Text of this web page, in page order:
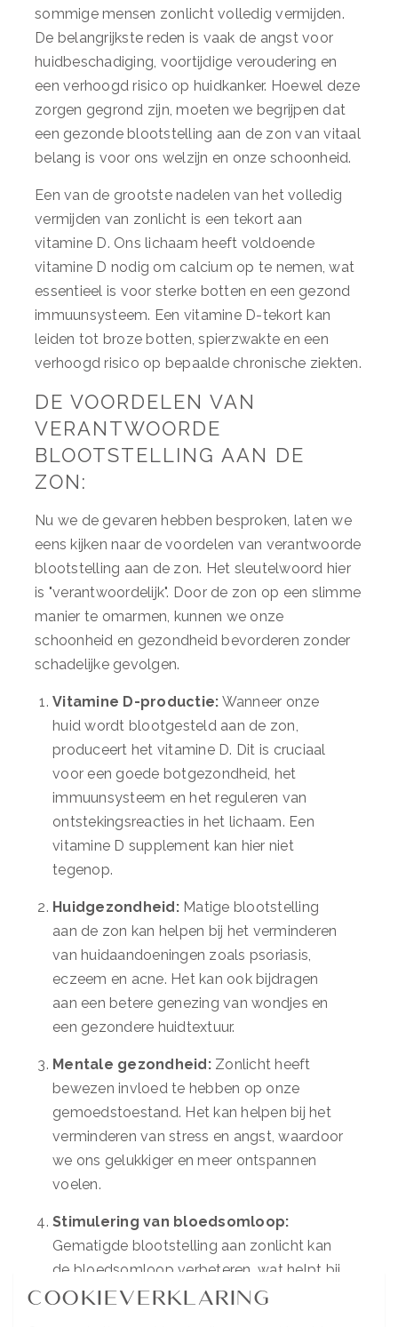
sommige mensen zonlicht volledig vermijden.
De belangrijkste reden is vaak de angst voor
huidbeschadiging, voortijdige veroudering en
een verhoogd risico op huidkanker. Hoewel deze
zorgen gegrond zijn, moeten we begrijpen dat
een gezonde blootstelling aan de zon van vitaal
belang is voor ons welzijn en onze schoonheid.
Een van de grootste nadelen van het volledig
vermijden van zonlicht is een tekort aan
vitamine D. Ons lichaam heeft voldoende
vitamine D nodig om calcium op te nemen, wat
essentieel is voor sterke botten en een gezond
immuunsysteem. Een vitamine D-tekort kan
leiden tot broze botten, spierzwakte en een
verhoogd risico op bepaalde chronische ziekten.
DE VOORDELEN VAN
VERANTWOORDE
BLOOTSTELLING AAN DE
ZON:
Nu we de gevaren hebben besproken, laten we
eens kijken naar de voordelen van verantwoorde
blootstelling aan de zon. Het sleutelwoord hier
is "verantwoordelijk". Door de zon op een slimme
manier te omarmen, kunnen we onze
schoonheid en gezondheid bevorderen zonder
schadelijke gevolgen.
Vitamine D-productie: Wanneer onze
huid wordt blootgesteld aan de zon,
produceert het vitamine D. Dit is cruciaal
voor een goede botgezondheid, het
immuunsysteem en het reguleren van
ontstekingsreacties in het lichaam. Een
vitamine D supplement kan hier niet
tegenop.
Huidgezondheid:Matige blootstelling
aan de zon kan helpen bij het verminderen
van huidaandoeningen zoals psoriasis,
eczeem en acne. Het kan ook bijdragen
aan een betere genezing van wondjes en
een gezondere huidtextuur.
Mentale gezondheid:Zonlicht heeft
bewezen invloed te hebben op onze
gemoedstoestand. Het kan helpen bij het
verminderen van stress en angst, waardoor
we ons gelukkiger en meer ontspannen
voelen.
Stimulering van bloedsomloop:
Gematigde blootstelling aan zonlicht kan
de bloedsomloop verbeteren, wat helpt bij
het leveren van voedingsstoffen en
Cookieverklaring